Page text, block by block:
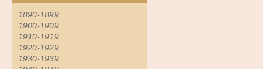
1890-1899
1900-1909
1910-1919
1920-1929
1930-1939